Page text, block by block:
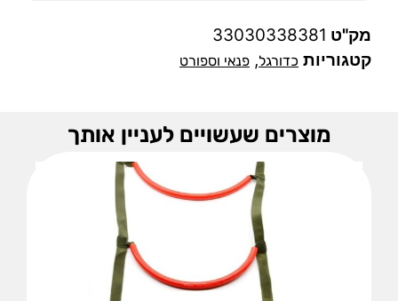
מק"ט 33030338381
קטגוריות כדורגל, פנאי וספורט
מוצרים שעשויים לעניין אותך